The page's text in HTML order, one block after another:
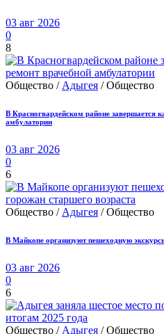
03 авг 2026
0
8
Общество / Адыгея / Общество
В Красногвардейском районе завершается
амбулатории
03 авг 2026
0
6
Общество / Адыгея / Общество
В Майкопе организуют пешеходную
03 авг 2026
0
6
Общество / Адыгея / Общество